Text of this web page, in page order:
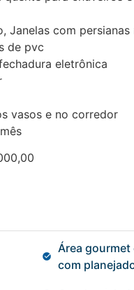
Janelas com
de pvc
eletrônica
vasos e no corredor
Área gourmet
com